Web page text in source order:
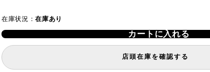
在庫状況：在庫あり
カートに入れる
店頭在庫を確認する